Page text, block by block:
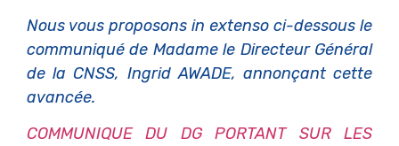
Nous vous proposons in extenso ci-dessous le
communiqué de Madame le Directeur Général
de la CNSS, Ingrid AWADE, annonçant cette
avancée.
COMMUNIQUE DU DG PORTANT SUR LES